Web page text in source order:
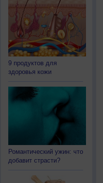
9 продуктов для
здоровья кожи
Романтический ужин: что
добавит страсти?